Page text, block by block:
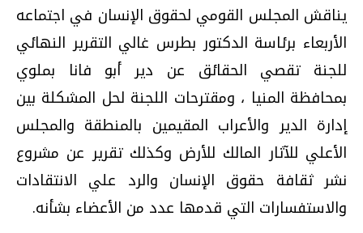
يناقش المجلس القومي لحقوق الإنسان في اجتماعه
الأربعاء برئاسة الدكتور بطرس غالي التقرير النهائي
للجنة تقصي الحقائق عن دير أبو فانا بملوي
بمحافظة المنيا‏ ، ومقترحات اللجنة لحل المشكلة بين
إدارة الدير والأعراب المقيمين بالمنطقة والمجلس
الأعلي للآثار المالك للأرض‏ وكذلك تقرير عن مشروع
نشر ثقافة حقوق الإنسان والرد علي الانتقادات
والاستفسارات التي قدمها عدد من الأعضاء بشأنه‏.‏